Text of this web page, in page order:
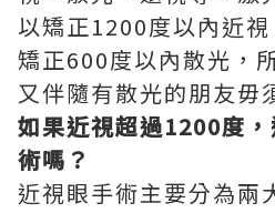
以矯正1200度以內近
矯正600度以內散光，
又伴隨有散光的朋友毋
如果近視超過1200度
術嗎？
近視眼手術主要分為兩